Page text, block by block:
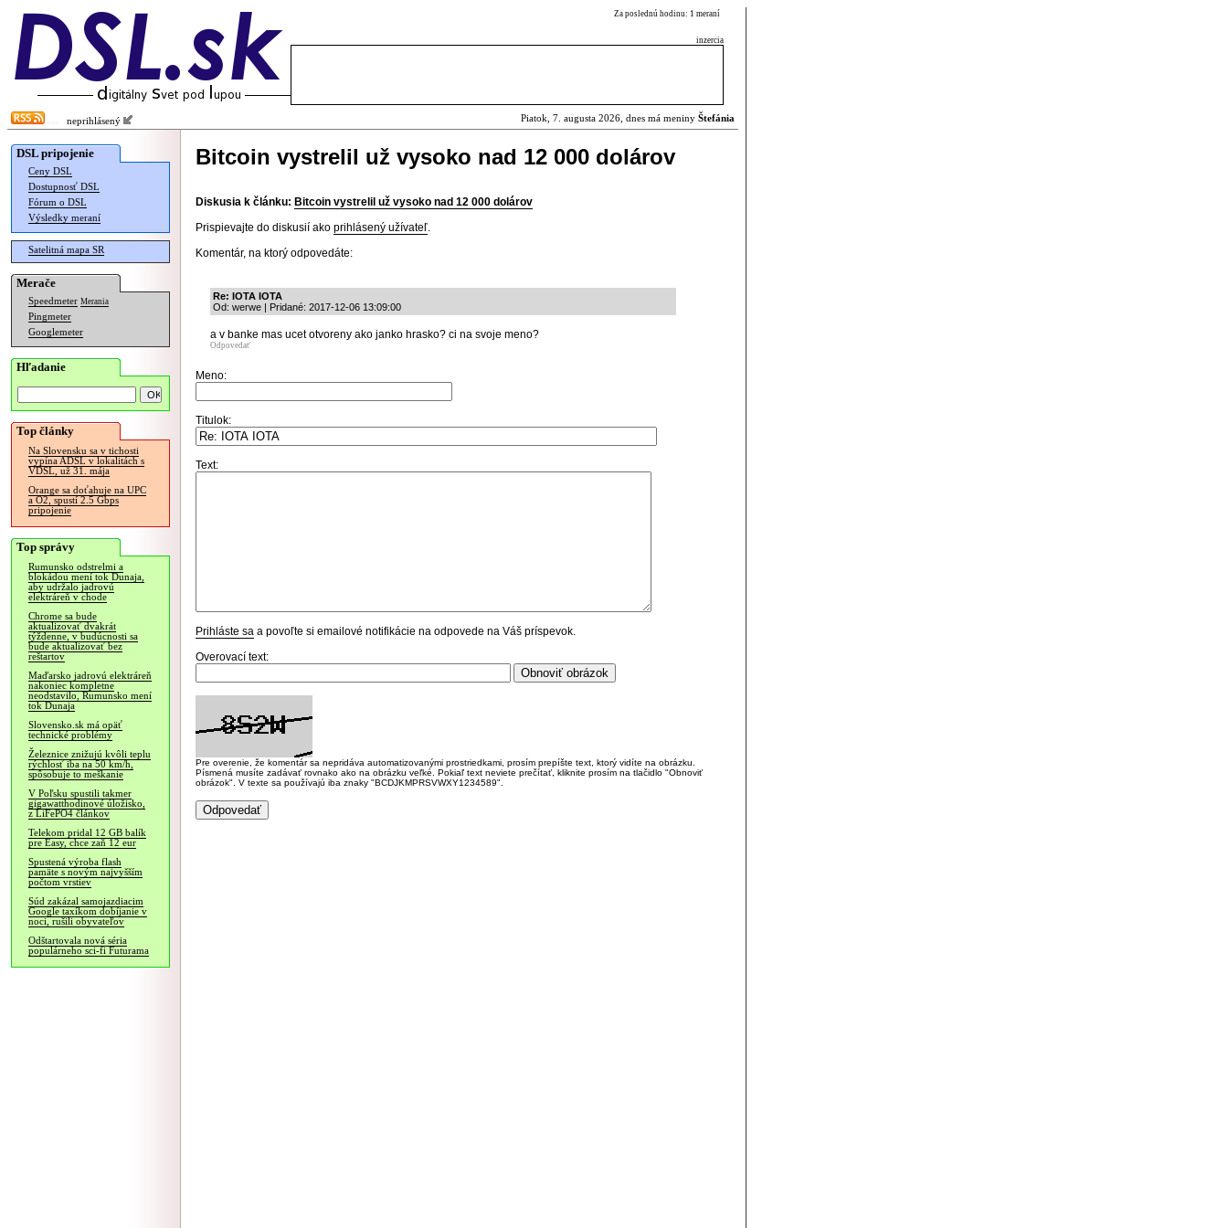
Za poslednú hodinu: 1 meraní
inzercia
neprihlásený Piatok, 7. augusta 2026, dnes má meniny Štefánia
DSL pripojenie
Ceny DSL
Dostupnosť DSL
Fórum o DSL
Výsledky meraní
Satelitná mapa SR
Merače
Speedmeter Merania
Pingmeter
Googlemeter
Hľadanie
Top články
Na Slovensku sa v tichosti
vypína ADSL v lokalitách s
VDSL, už 31. mája
Orange sa doťahuje na UPC
a O2, spustí 2.5 Gbps
pripojenie
Top správy
Rumunsko odstrelmi a
blokádou mení tok Dunaja,
aby udržalo jadrovú
elektráreň v chode
Chrome sa bude
aktualizovať dvakrát
týždenne, v budúcnosti sa
bude aktualizovať bez
reštartov
Maďarsko jadrovú elektráreň
nakoniec kompletne
neodstavilo, Rumunsko mení
tok Dunaja
Slovensko.sk má opäť
technické problémy
Železnice znižujú kvôli teplu
rýchlosť iba na 50 km/h,
spôsobuje to meškanie
V Poľsku spustili takmer
gigawatthodinové úložisko,
z LiFePO4 článkov
Telekom pridal 12 GB balík
pre Easy, chce zaň 12 eur
Spustená výroba flash
pamäte s novým najvyšším
počtom vrstiev
Súd zakázal samojazdiacim
Google taxíkom dobíjanie v
noci, rušili obyvateľov
Odštartovala nová séria
populárneho sci-fi Futurama
Bitcoin vystrelil už vysoko nad 12 000 dolárov
Diskusia k článku: Bitcoin vystrelil už vysoko nad 12 000 dolárov
Prispievajte do diskusií ako prihlásený užívateľ.
Komentár, na ktorý odpovedáte:
Re: IOTA IOTA
Od: werwe | Pridané: 2017-12-06 13:09:00
a v banke mas ucet otvoreny ako janko hrasko? ci na svoje meno?
Odpovedať
Meno:
Titulok:
Text:
Prihláste sa a povoľte si emailové notifikácie na odpovede na Váš príspevok.
Overovací text:
Pre overenie, že komentár sa nepridáva automatizovanými prostriedkami, prosím prepíšte text, ktorý vidíte na obrázku.
Písmená musíte zadávať rovnako ako na obrázku veľké. Pokiaľ text neviete prečítať, kliknite prosím na tlačidlo "Obnoviť
obrázok". V texte sa používajú iba znaky "BCDJKMPRSVWXY1234589".